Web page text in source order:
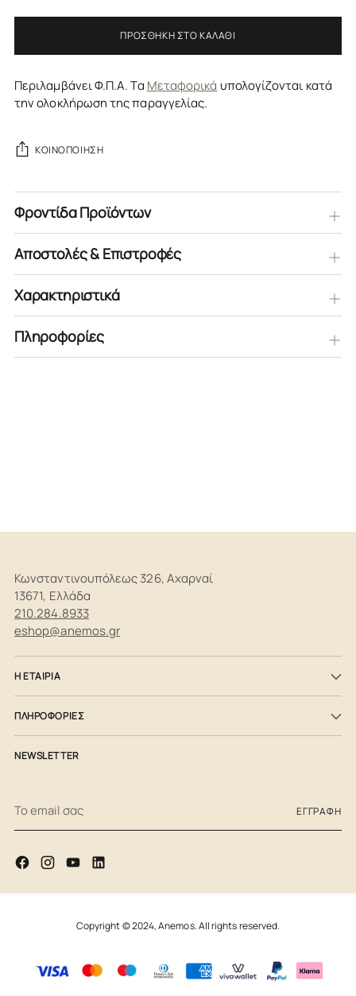
ΠΡΟΣΘΉΚΗ ΣΤΟ ΚΑΛΆΘΙ
Περιλαμβάνει Φ.Π.Α. Τα Μεταφορικά υπολογίζονται κατά
την ολοκλήρωση της παραγγελίας.
ΚΟΙΝΟΠΟΊΗΣΗ
Φροντίδα Προϊόντων
Αποστολές & Επιστροφές
Χαρακτηριστικά
Πληροφορίες
Κωνσταντινουπόλεως 326, Αχαρναί
13671, Ελλάδα
210.284.8933
eshop@anemos.gr
Η ΕΤΑΙΡΙΑ
ΠΛΗΡΟΦΟΡΙΕΣ
NEWSLETTER
email
σας
ΕΓΓΡΑΦΉ
Copyright © 2024,Anemos. All rights reserved.